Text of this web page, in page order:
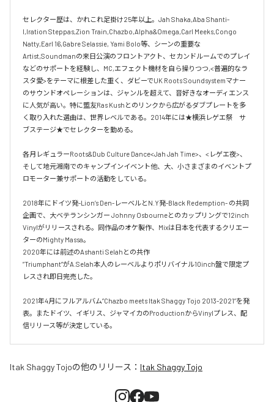
セレクター歴は、かれこれ足掛け25年以上。Jah Shaka,Aba Shanti-
I,Iration Steppas,Zion Train,Chazbo,Alpha&Omega,Carl Meeks,Congo
Natty,Earl 16,Gabre Selassie, Yami Bolo等、シーンの重要な
Artist,Soundmanの来日公演のフロントアクト、セカンドルームでのプレイ
などのサポートを経験し、MC,エフェクト機材を自ら操りつつ,<普遍的なラ
スタ愛>をテーマに根差した重く、ダビーでUK Roots Soundsystemマナー
のサウンドオペレーションは、ジャンルを超えて、音好きなオーディエンス
に人気が高い。特に盟友Ras Kushとのリンクから広がるダブプレートを多
く取り入れた選曲は、世界レベルである。2014年には★横浜レゲエ祭　サ
ブステージ★でセレクターを勤める。
各月レギュラーRoots&Dub Culture Dance<Jah Jah Time>、<レゲエ夜>、
そして地元湘南でのキャンプインイベント他、大、小さまざまのイベントプ
ロモーター兼サポートの活動をしている。
2018年にドイツ発-Lion’s Den-レーベルとN.Y発-Black Redemption- の共同
企画で、大ベテランシンガー Johnny Osbourneとのカップリングで12inch
Vinylがリリースされる。同作品のオケ製作、Mixは日本を代表するクリエー
ターのMighty Massa。
2020年には前述のAshanti Selahとの共作
”Triumphant”がA.Selah本人のレーベルよりポリバイナル10inch盤で限定プ
レスされ即日完売した。
2021年4月にフルアルバム”Chazbo meets Itak Shaggy Tojo 2013-2021”を発
表。またドイツ、イギリス、ジャマイカのProductionからVinylプレス、配
信リリース等が決定している。
Itak Shaggy Tojoの他のリリース： Itak Shaggy Tojo